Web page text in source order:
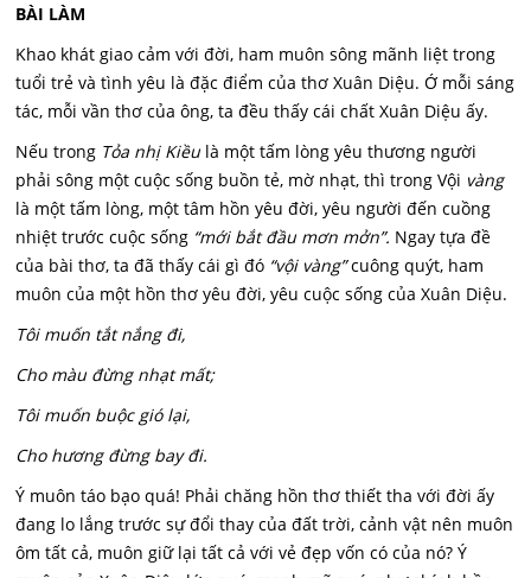
BÀI LÀM
Khao khát giao cảm với đời, ham muôn sông mãnh liệt trong
tuổi trẻ và tình yêu là đặc điểm của thơ Xuân Diệu. Ớ mỗi sáng
tác, mỗi vần thơ của ông, ta đều thấy cái chất Xuân Diệu ấy.
Nếu trong Tỏa nhị Kiềulà một tấm lòng yêu thương người
phải sông một cuộc sống buồn tẻ, mờ nhạt, thì trong Vội vàng
là một tấm lòng, một tâm hồn yêu đời, yêu người đến cuồng
nhiệt trước cuộc sống “mới bắt đầu mơn mởn”. Ngay tựa đề
của bài thơ, ta đã thấy cái gì đó “vội vàng”cuông quýt, ham
muôn của một hồn thơ yêu đời, yêu cuộc sống của Xuân Diệu.
Tôi muốn tắt nắng đi,
Cho màu đừng nhạt mất;
Tôi muốn buộc gió lại,
Cho hương đừng bay đi.
Ý muôn táo bạo quá! Phải chăng hồn thơ thiết tha với đời ấy
đang lo lắng trước sự đổi thay của đất trời, cảnh vật nên muôn
ôm tất cả, muôn giữ lại tất cả với vẻ đẹp vốn có của nó? Ý